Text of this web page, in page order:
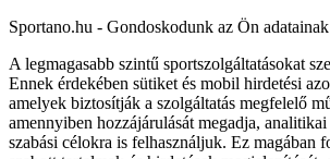
Sportano.hu - Gondoskodunk az Ön
A legmagasabb szintű sportszolgáltatásokat
Ennek érdekében sütiket és mobil hirdetési
amelyek biztosítják a szolgáltatás megfelelő
amennyiben hozzájárulását megadja,
szabási célokra is felhasználjuk. Ez magában